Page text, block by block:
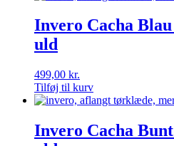
Invero Cacha
uld
499,00 kr.
Tilføj til kurv
Invero Cacha